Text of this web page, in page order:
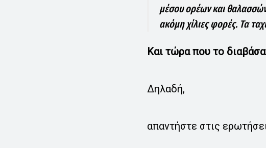
μέσου ορέων και
ακόμη χίλιες φορές. Τα
Και τώρα που το
Δηλαδή,
απαντήστε στις